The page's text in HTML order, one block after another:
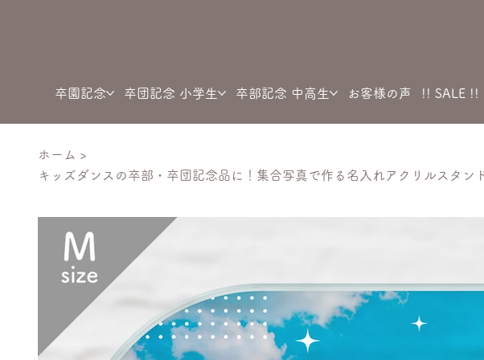
卒園記念 卒団記念 小学生 卒部記念 中高生 お客様の声 !! SALE !!
ホーム >
キッズダンスの卒部・卒団記念品に！集合写真で作る名入れアクリルスタ